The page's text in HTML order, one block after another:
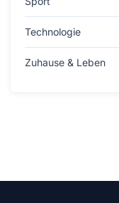
Technologie
Zuhause & Leben